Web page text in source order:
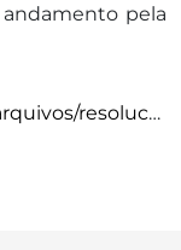
pela
2026/2454_2026.pdf